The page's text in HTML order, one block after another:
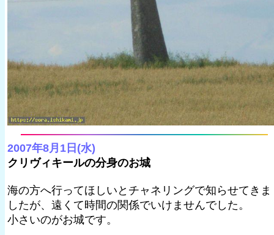
2007年8月1日(水)
クリヴィキールの分身のお城
海の方へ行ってほしいとチャネリングで知らせてきま
したが、遠くて時間の関係でいけませんでした。
小さいのがお城です。